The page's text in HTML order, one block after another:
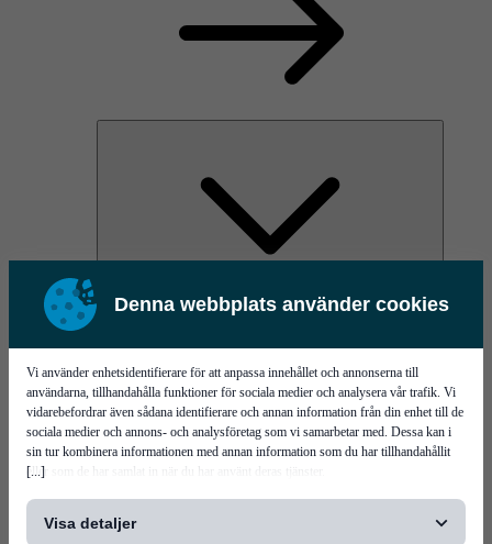
Denna webbplats använder cookies
[...]
Vi använder enhetsidentifierare för att anpassa innehållet och annonserna till
användarna, tillhandahålla funktioner för sociala medier och analysera vår trafik. Vi
vidarebefordrar även sådana identifierare och annan information från din enhet till de
sociala medier och annons- och analysföretag som vi samarbetar med. Dessa kan i
sin tur kombinera informationen med annan information som du har tillhandahållit
eller som de har samlat in när du har använt deras tjänster.
Visa detaljer
AOC
Silicon Photonics
TO-TOSA/ROSA
Microwave & RF